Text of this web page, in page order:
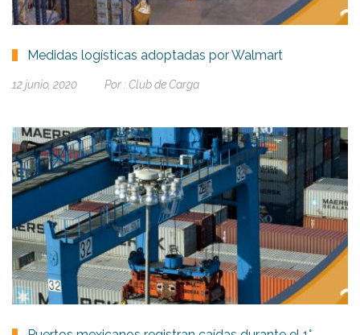
Medidas logísticas adoptadas por Walmart
12 junio, 2020 Por : Club de Carga